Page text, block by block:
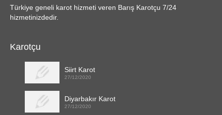
Türkiye geneli karot hizmeti veren Barış Karotçu 7/24
hizmetinizdedir.
Karotçu
Siirt Karot
27/12/2020
Diyarbakır Karot
27/12/2020